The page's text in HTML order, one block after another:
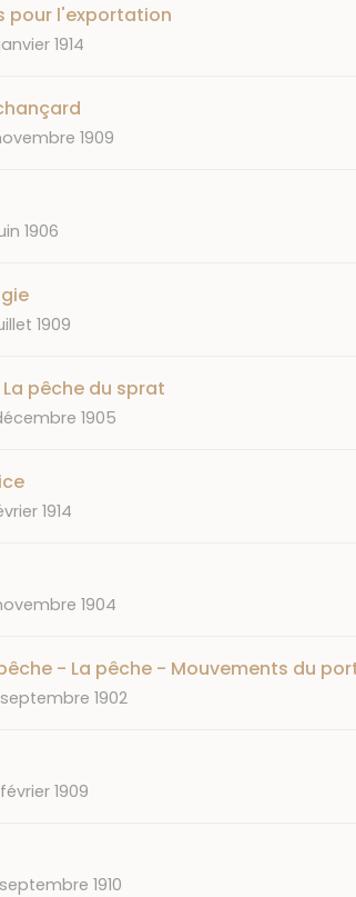
pour l'exportation
1914
1909
1906
1909
pêche du sprat
1905
1914
1904
- La pêche - Mouvements du
1902
1909
1910